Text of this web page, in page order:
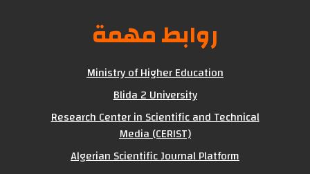
روابط مهمة
Ministry of Higher Education
Blida 2 University
Research Center in Scientific and Technical
Media (CERIST)
Algerian Scientific Journal Platform